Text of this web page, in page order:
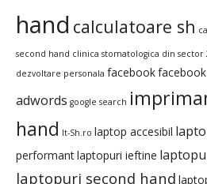
hand calculatoare sh
second hand clinica stomatologica din sector
dezvoltare personala facebook
adwords google search
hand It-Sh.ro laptop accesibil
performantlaptopuri ieftine
laptopuri second hand